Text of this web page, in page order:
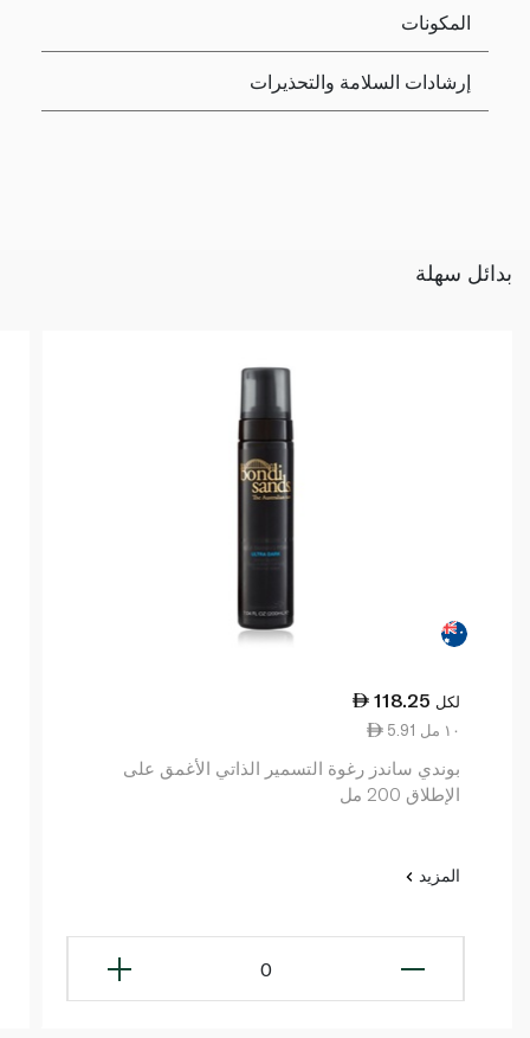
المكونات
إرشادات السلامة والتحذيرات
بدائل سهلة
118.25 لكل
5.91 ١٠ مل
بوندي ساندز رغوة التسمير الذاتي الأغمق على
الإطلاق 200 مل
المزيد
0